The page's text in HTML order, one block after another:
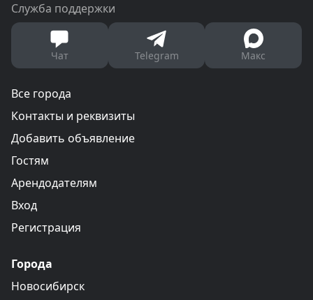
Служба поддержки
Чат Telegram Макс
Все города
Контакты и реквизиты
Добавить объявление
Гостям
Арендодателям
Вход
Регистрация
Города
Новосибирск